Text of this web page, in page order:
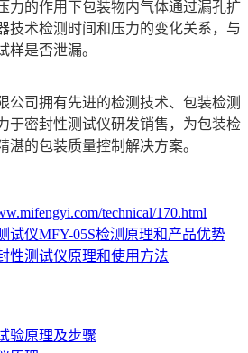
力的作用下包装物内气体通过漏孔扩
技术检测时间和压力的变化关系，与
样是否泄漏。
司拥有先进的检测技术、包装检测
于密封性测试仪研发销售，为包装检
湛的包装质量控制解决方案。
technical/170.html
试仪MFY-05S检测原理和产品优势
性测试仪原理和使用方法
验原理及步骤